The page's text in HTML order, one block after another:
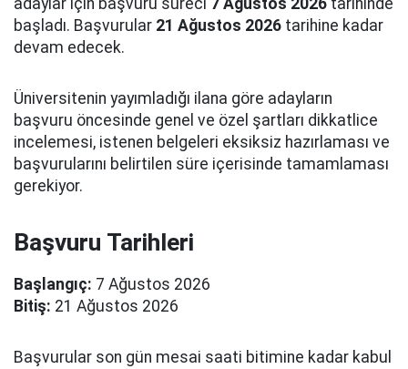
adaylar için başvuru süreci 7 Ağustos 2026 tarihinde
başladı. Başvurular 21 Ağustos 2026 tarihine kadar
devam edecek.
Üniversitenin yayımladığı ilana göre adayların
başvuru öncesinde genel ve özel şartları dikkatlice
incelemesi, istenen belgeleri eksiksiz hazırlaması ve
başvurularını belirtilen süre içerisinde tamamlaması
gerekiyor.
Başvuru Tarihleri
Başlangıç: 7 Ağustos 2026
Bitiş: 21 Ağustos 2026
Başvurular son gün mesai saati bitimine kadar kabul